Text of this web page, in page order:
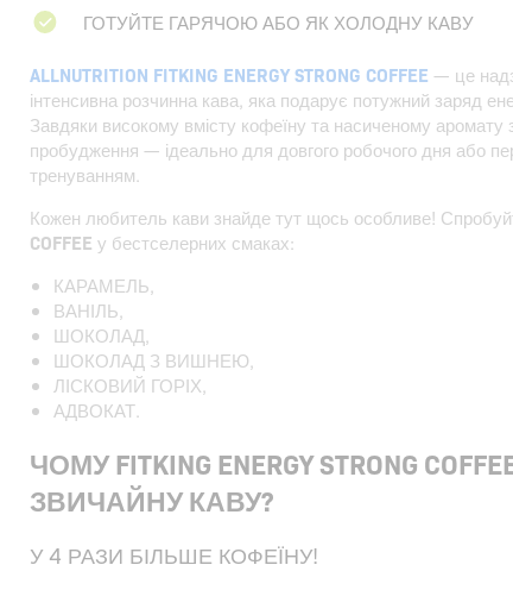
ГОТУЙТЕ ГАРЯЧОЮ АБО ЯК ХОЛОДНУ КАВУ
ALLNUTRITION FITKING ENERGY STRONG COFFEE — це
інтенсивна розчинна кава, яка подарує потужний заряд
Завдяки високому вмісту кофеїну та насиченому аромату
пробудження — ідеально для довгого робочого дня або
тренуванням.
Кожен любитель кави знайде тут щось особливе!
COFFEE у бестселерних смаках:
КАРАМЕЛЬ,
ВАНІЛЬ,
ШОКОЛАД,
ШОКОЛАД З ВИШНЕЮ,
ЛІСКОВИЙ ГОРІХ,
АДВОКАТ.
ЧОМУ FITKING ENERGY STRONG
ЗВИЧАЙНУ КАВУ?
У 4 РАЗИ БІЛЬШЕ КОФЕЇНУ!